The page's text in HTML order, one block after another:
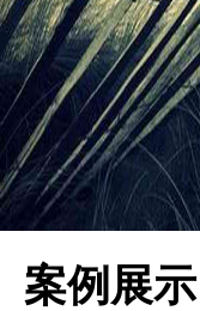
案例展示